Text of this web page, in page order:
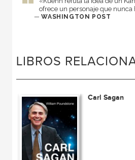
ofrece un personaje que nunca
— WASHINGTON POST
LIBROS
Carl Sagan